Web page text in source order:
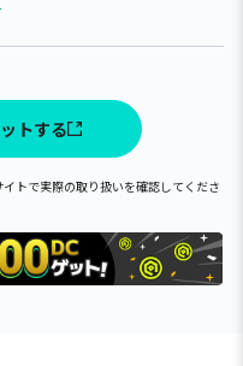
トする
トで実際の取り扱いを確認してくださ